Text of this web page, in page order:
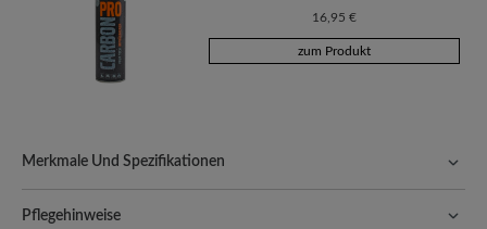
16,95 €
zum Produkt
Merkmale Und Spezifikationen
Natürlich geformte Schuhe, handgefertigt hergestellt.
Pflegehinweise